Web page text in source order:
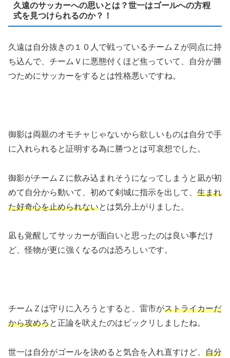
久遠のサッカーへの思いとは？世一はゴールへの方程
式を見つけられるのか？！
久遠は自分抜きの１０人で戦っているチームＺが同点に持
ち込んで、チームＶに悪態付くほど焦っていて、自分が勝
つためにサッカーをするとは性格悪いですね。
御影は両親のオモチャじゃないから欲しいものは自分で手
に入れられると証明する為に勝つとは可哀想でした。
御影がチームＺに飲み込まれそうになってしまうと凪が初
めて自分から動いて、初めて剣城に指示を出して、 生まれ
た好奇心を止められないとは気分上がりました。
凪も覚醒してサッカーが面白いと思ったのは良い事だけ
ど、怪物が更に強くなるのは恐ろしいです。
チームＺは守りに入ろうとすると、雷市がストライカーだ
から攻めろと正論を吠えたのはビックリしましたね。
世一は自分がゴールを決めると気合を入れ直すけど、 自分